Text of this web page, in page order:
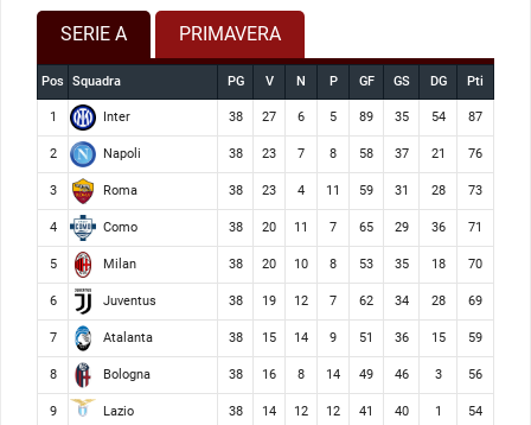
SERIE A PRIMAVERA
Pos Squadra PG V N P GF GS DG Pti
1 Inter 38 27 6 5 89 35 54 87
2 Napoli 38 23 7 8 58 37 21 76
3 Roma 38 23 4 11 59 31 28 73
4 Como 38 20 11 7 65 29 36 71
5 Milan 38 20 10 8 53 35 18 70
6 Juventus 38 19 12 7 62 34 28 69
7 Atalanta 38 15 14 9 51 36 15 59
8 Bologna 38 16 8 14 49 46 3 56
9 Lazio 38 14 12 12 41 40 1 54